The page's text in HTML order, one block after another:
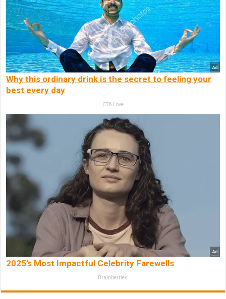
Why this ordinary drink is the secret to feeling your
best every day
CTA Love
2025’s Most Impactful Celebrity Farewells
Brainberries